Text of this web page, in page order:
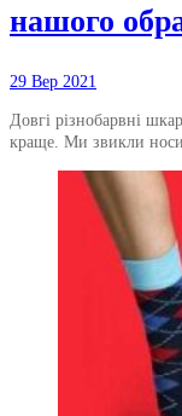
нашого
29 Вер 2021
Довгі різнобарвні
краще. Ми звикли